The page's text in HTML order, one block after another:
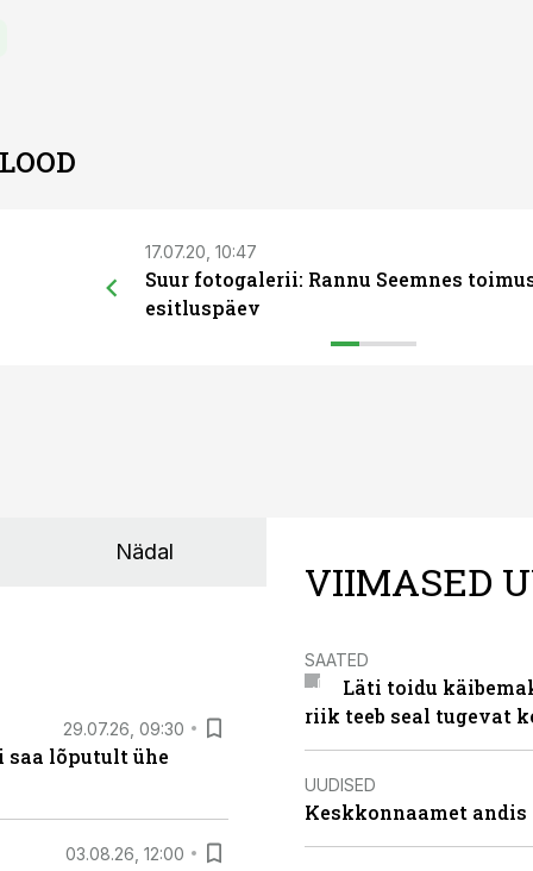
17.07.20, 10:47
Suur fotogalerii: Rannu Seemnes
esitluspäev
Nädal
29.07.26, 09:30
lõputult ühe
03.08.26, 12:00
VIIMASED
SAATED
Läti toidu
riik teeb seal tugevat
UUDISED
Keskkonnaamet